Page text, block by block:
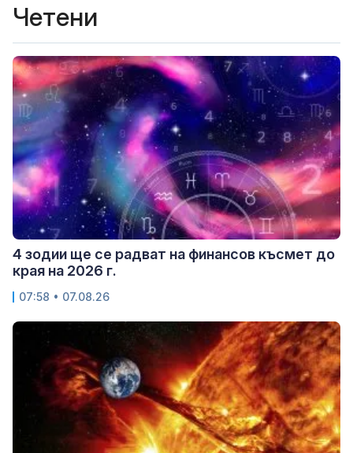
Четени
4 зодии ще се радват на финансов късмет до
края на 2026 г.
07:58 • 07.08.26